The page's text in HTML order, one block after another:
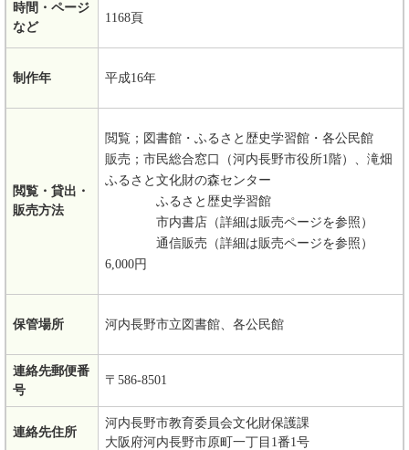
時間・ページ
など
1168頁
制作年 平成16年
閲覧・貸出・
販売方法
閲覧；図書館・ふるさと歴史学習館・各公民館
販売；市民総合窓口（河内長野市役所1階）、滝畑
ふるさと文化財の森センター
ふるさと歴史学習館
市内書店（詳細は販売ページを参照）
通信販売（詳細は販売ページを参照）
6,000円
保管場所 河内長野市立図書館、各公民館
連絡先郵便番
号
〒586-8501
連絡先住所
河内長野市教育委員会文化財保護課
大阪府河内長野市原町一丁目1番1号